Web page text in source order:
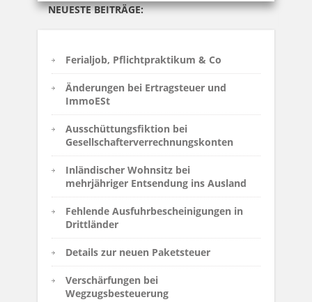
NEUESTE BEITRÄGE:
Ferialjob, Pflichtpraktikum & Co
Änderungen bei Ertragsteuer und
ImmoESt
Ausschüttungsfiktion bei
Gesellschafterverrechnungskonten
Inländischer Wohnsitz bei
mehrjähriger Entsendung ins Ausland
Fehlende Ausfuhrbescheinigungen in
Drittländer
Details zur neuen Paketsteuer
Verschärfungen bei
Wegzugsbesteuerung